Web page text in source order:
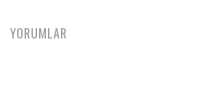
YORUMLAR